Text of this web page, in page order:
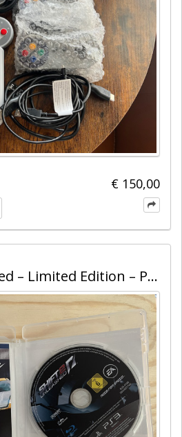
€ 150,00
Shift 2: Unleashed – Limited Edition – PS3